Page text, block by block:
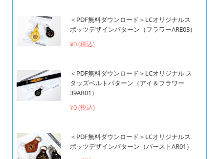
＜PDF無料ダウンロード＞LCオリジナルス
ポッツデザインパターン（フラワーARE03）
¥0 (税込)
＜PDF無料ダウンロード＞LCオリジナル ス
タッズベルトパターン（アイ＆フラワー
39AR01）
¥0 (税込)
＜PDF無料ダウンロード＞LCオリジナルス
ポッツデザインパターン（バーストAR01）